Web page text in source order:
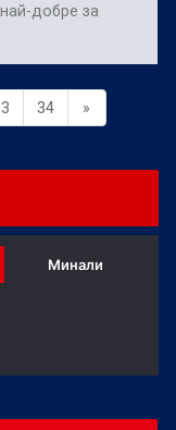
добре за
34 »
Минали